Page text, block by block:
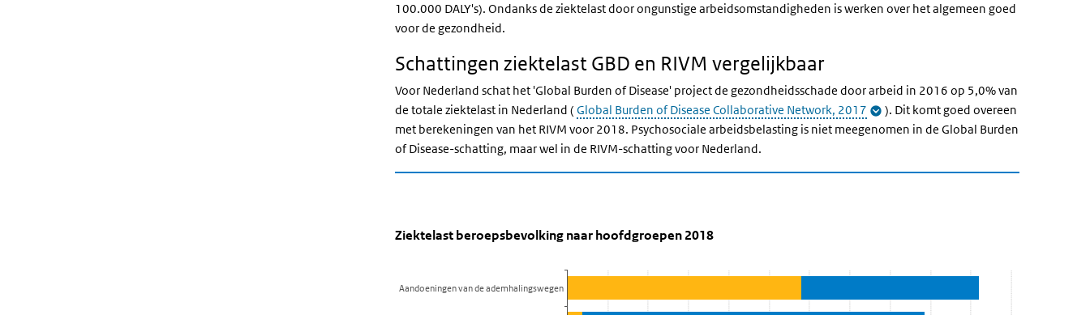
100.000 DALY's). Ondanks de ziektelast door ongunstige arbeidsomstandigheden is werken over het algemeen goed
voor de gezondheid.
Schattingen ziektelast GBD en RIVM vergelijkbaar
Voor Nederland schat het 'Global Burden of Disease' project de gezondheidsschade door arbeid in 2016 op 5,0% van
de totale ziektelast in Nederland ( Global Burden of Disease Collaborative Network, 2017
). Dit komt goed overeen
met berekeningen van het RIVM voor 2018. Psychosociale arbeidsbelasting is niet meegenomen in de Global Burden
of Disease-schatting, maar wel in de RIVM-schatting voor Nederland.
Ziektelast beroepsbevolking naar hoofdgroepen 2018
Sla de grafiek 'Ziektelast beroepsbevolking naar hoofdgroepen 2018' over en ga naar de datatabel
Ziektelast beroepsbevolking naar hoofdgroepen 2018
Bekijk als data tabel.
De grafiek heeft 1 X-as die categories weergeeft.
Ziektelast beroepsbevolking naar hoofdgroepen 2018
Aandoeningen van de ademhalingswegen